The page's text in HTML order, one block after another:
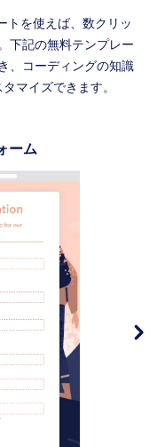
を使えば、数クリッ
下記の無料テンプレー
、コーディングの知識
マイズできます。
ーム